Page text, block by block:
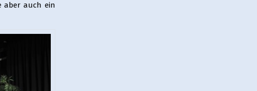
aber auch ein